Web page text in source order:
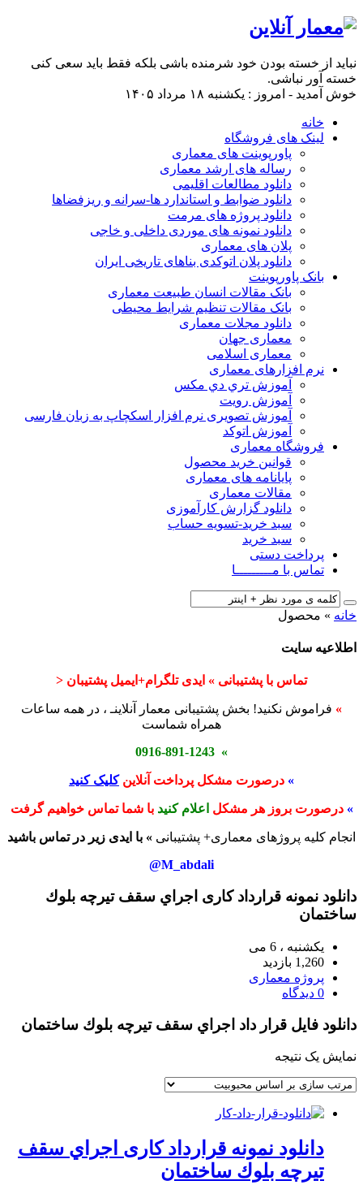
نباید از خسته بودن خود شرمنده باشی بلکه فقط باید سعی کنی
خسته آور نباشی.
خوش آمدید - امروز : یکشنبه ۱۸ مرداد ۱۴۰۵
خانه
لینک های فروشگاه
پاورپوینت های معماری
رساله های ارشد معماری
دانلود مطالعات اقلیمی
دانلود ضوابط و استاندارد ها-سرانه و ریزفضاها
دانلود پروژه های مرمت
دانلود نمونه های موردی داخلی و خاجی
پلان های معماری
دانلود پلان اتوکدی بناهای تاریخی ایران
بانک پاورپوینت
بانک مقالات انسان طبیعت معماری
بانک مقالات تنظیم شرایط محیطی
دانلود مجلات معماری
معماری جهان
معماری اسلامی
نرم افزارهای معماری
آﻣﻮزش ﺗﺮي دي ﻣﮑﺲ
آموزش رویت
آموزش تصویری نرم افزار اسکچاپ به زبان فارسی
آموزش اتوکد
فروشگاه معماری
قوانین خرید محصول
پایانامه های معماری
مقالات معماری
دانلود گزارش کارآموزی
سبد خرید-تسویه حساب
سبد خرید
پرداخت دستی
تماس با مـــــــــا
خانه » محصول
اطلاعیه سایت
تماس با پشتیبانی » ایدی تلگرام+ایمیل پشتیبان <
» فراموش نکنید! بخش پشتیبانی معمار آنلاینـ ، در همه ساعات
همراه شماست
» 0916-891-1243
» درصورت مشکل پرداخت آنلاینکلیک کنید
» درصورت بروز هر مشکل اعلام کنید با شما تماس خواهیم گرفت
انجام کلیه پروژهای معماری+ پشتیبانی » با ایدی زیر در تماس باشید
M_abdali@
دانلود نمونه قرارداد کاری اجراي سقف تيرچه بلوك
ساختمان
یکشنبه ، 6 می
1,260 بازدید
پروژه معماری
0 دیدگاه
دانلود فایل قرار داد اجراي سقف تيرچه بلوك ساختمان
نمایش یک نتیجه
دانلود نمونه قرارداد کاری اجراي سقف
تيرچه بلوك ساختمان